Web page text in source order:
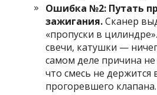
Ошибка №2: Путать
зажигания.Сканер
«пропуски в
свечи, катушки —
самом деле причина
что смесь не держится
прогоревшего клапана.